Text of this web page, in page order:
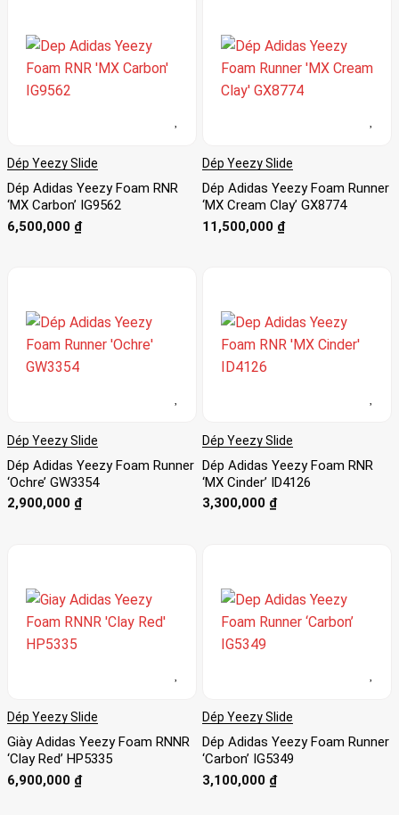
Dép Yeezy Slide
Dép Adidas Yeezy Foam RNR
‘MX Carbon’ IG9562
6,500,000 ₫
Dép Yeezy Slide
Dép Adidas Yeezy Foam Runner
‘MX Cream Clay’ GX8774
11,500,000 ₫
Dép Yeezy Slide
Dép Adidas Yeezy Foam Runner
‘Ochre’ GW3354
2,900,000 ₫
Dép Yeezy Slide
Dép Adidas Yeezy Foam RNR
‘MX Cinder’ ID4126
3,300,000 ₫
Dép Yeezy Slide
Giày Adidas Yeezy Foam RNNR
‘Clay Red’ HP5335
6,900,000 ₫
Dép Yeezy Slide
Dép Adidas Yeezy Foam Runner
‘Carbon’ IG5349
3,100,000 ₫